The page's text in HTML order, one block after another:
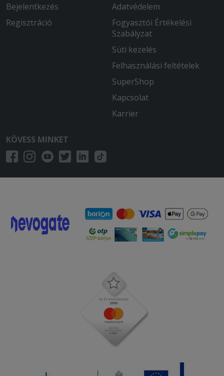
Bejelentkezés
Regisztráció
Adatvédelem
Fogyasztói Értékelési
Szabályzat
Süti kezelés
Felhasználási feltételek
SuperShop
Kapcsolat
Karrier
KÖVESS MINKET